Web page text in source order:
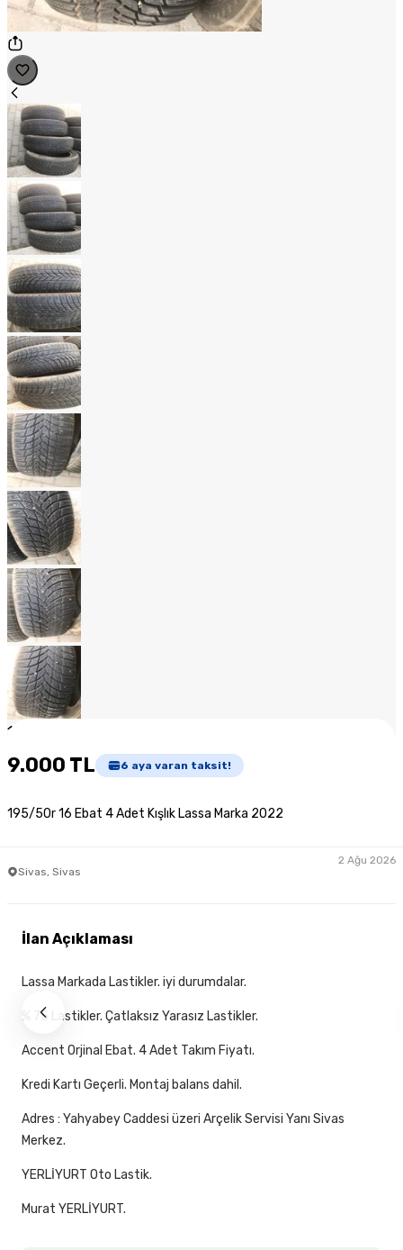
1
9.000 TL 6 aya varan taksit!
195/50r 16 Ebat 4 Adet Kışlık Lassa Marka 2022
Sivas, Sivas
2 Ağu 2026
İlan Açıklaması
Lassa Markada Lastikler. iyi durumdalar.
% 75 Lastikler. Çatlaksız Yarasız Lastikler.
Accent Orjinal Ebat. 4 Adet Takım Fiyatı.
Kredi Kartı Geçerli. Montaj balans dahil.
Adres : Yahyabey Caddesi üzeri Arçelik Servisi Yanı Sivas
Merkez.
YERLİYURT Oto Lastik.
Murat YERLİYURT.